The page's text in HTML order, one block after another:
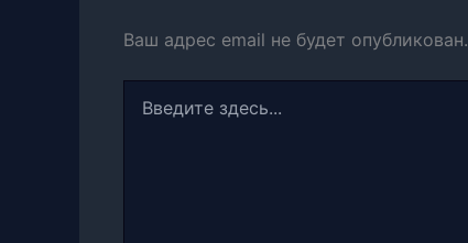
Ваш адрес email не будет опубликован.
здесь...